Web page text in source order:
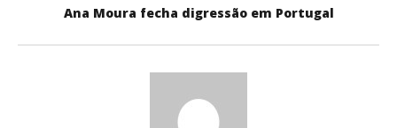
Ana Moura fecha digressão em Portugal